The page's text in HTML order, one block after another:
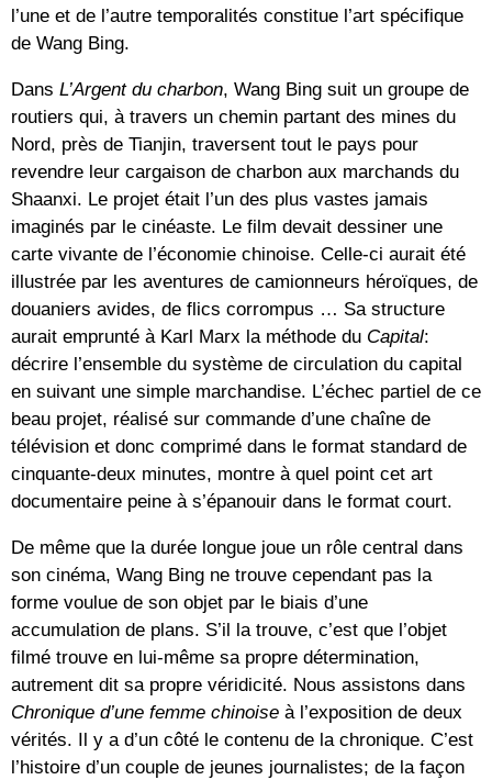
l’une et de l’autre temporalités constitue l’art spécifique
de Wang Bing.
Dans L’Argent du charbon, Wang Bing suit un groupe de
routiers qui, à travers un chemin partant des mines du
Nord, près de Tianjin, traversent tout le pays pour
revendre leur cargaison de charbon aux marchands du
Shaanxi. Le projet était l’un des plus vastes jamais
imaginés par le cinéaste. Le film devait dessiner une
carte vivante de l’économie chinoise. Celle-ci aurait été
illustrée par les aventures de camionneurs héroïques, de
douaniers avides, de flics corrompus … Sa structure
aurait emprunté à Karl Marx la méthode du Capital:
décrire l’ensemble du système de circulation du capital
en suivant une simple marchandise. L’échec partiel de ce
beau projet, réalisé sur commande d’une chaîne de
télévision et donc comprimé dans le format standard de
cinquante-deux minutes, montre à quel point cet art
documentaire peine à s’épanouir dans le format court.
De même que la durée longue joue un rôle central dans
son cinéma, Wang Bing ne trouve cependant pas la
forme voulue de son objet par le biais d’une
accumulation de plans. S’il la trouve, c’est que l’objet
filmé trouve en lui-même sa propre détermination,
autrement dit sa propre véridicité. Nous assistons dans
Chronique d’une femme chinoise à l’exposition de deux
vérités. Il y a d’un côté le contenu de la chronique. C’est
l’histoire d’un couple de jeunes journalistes; de la façon